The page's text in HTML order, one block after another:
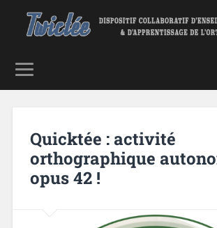
Quicktée : activité
orthographique
opus 42 !